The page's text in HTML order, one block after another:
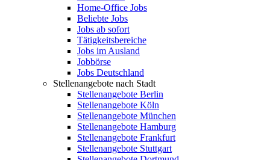
Home-Office Jobs
Beliebte Jobs
Jobs ab sofort
Tätigkeitsbereiche
Jobs im Ausland
Jobbörse
Jobs Deutschland
Stellenangebote nach Stadt
Stellenangebote Berlin
Stellenangebote Köln
Stellenangebote München
Stellenangebote Hamburg
Stellenangebote Frankfurt
Stellenangebote Stuttgart